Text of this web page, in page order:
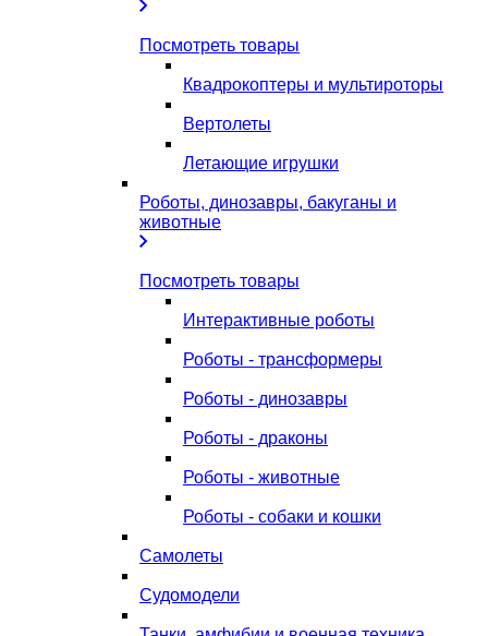
Посмотреть товары
Квадрокоптеры и мультироторы
Вертолеты
Летающие игрушки
Роботы, динозавры, бакуганы и
животные
Посмотреть товары
Интерактивные роботы
Роботы - трансформеры
Роботы - динозавры
Роботы - драконы
Роботы - животные
Роботы - собаки и кошки
Самолеты
Судомодели